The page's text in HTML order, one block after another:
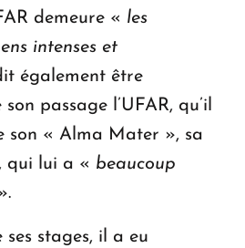
demeure « les
intenses et
également être
passage l’UFAR, qu’il
son « Alma Mater », sa
qui lui a « beaucoup
stages, il a eu